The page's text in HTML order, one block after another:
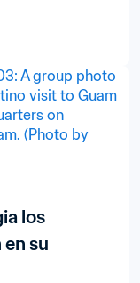
los
su